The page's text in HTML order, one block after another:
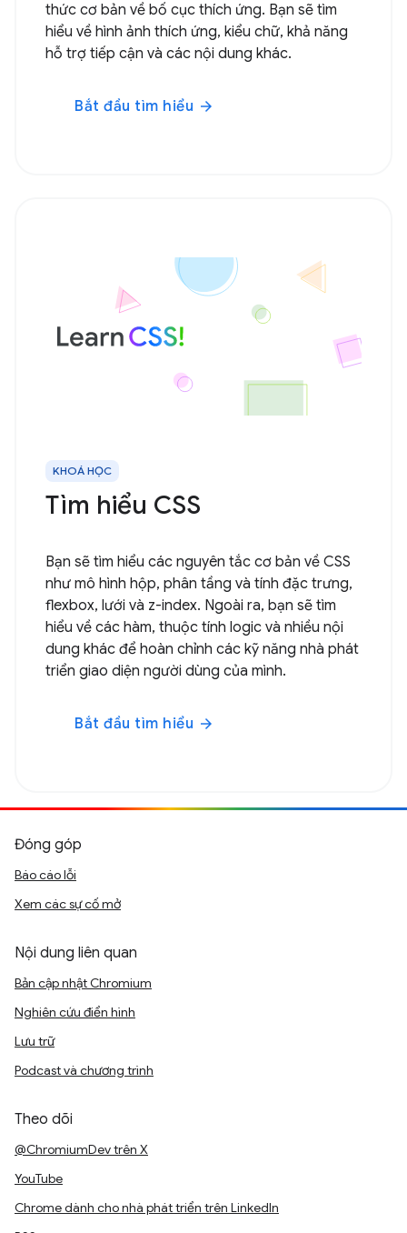
thức cơ bản về bố cục thích ứng. Bạn sẽ tìm
hiểu về hình ảnh thích ứng, kiểu chữ, khả năng
hỗ trợ tiếp cận và các nội dung khác.
Bắt đầu tìm hiểu arrow_forward
KHOÁ HỌC
Tìm hiểu CSS
Bạn sẽ tìm hiểu các nguyên tắc cơ bản về CSS
như mô hình hộp, phân tầng và tính đặc trưng,
flexbox, lưới và z-index. Ngoài ra, bạn sẽ tìm
hiểu về các hàm, thuộc tính logic và nhiều nội
dung khác để hoàn chỉnh các kỹ năng nhà phát
triển giao diện người dùng của mình.
Bắt đầu tìm hiểu arrow_forward
Đóng góp
Báo cáo lỗi
Xem các sự cố mở
Nội dung liên quan
Bản cập nhật Chromium
Nghiên cứu điển hình
Lưu trữ
Podcast và chương trình
Theo dõi
@ChromiumDev trên X
YouTube
Chrome dành cho nhà phát triển trên LinkedIn